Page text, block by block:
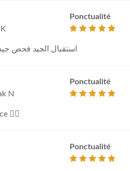
Ponctualité
استقبال الجيد فحص
N
Ponctualité
👍🏻
Ponctualité